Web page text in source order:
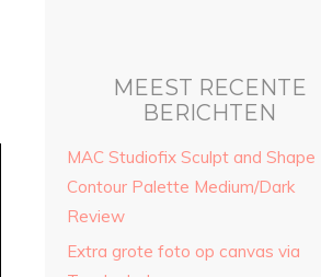
MEEST RECENTE
BERICHTEN
MAC Studiofix Sculpt and Shape
Contour Palette Medium/Dark
Review
Extra grote foto op canvas via